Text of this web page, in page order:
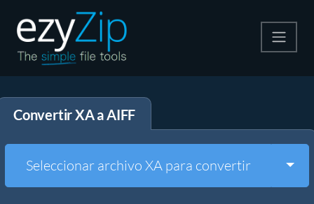
Descomprime
Otras herramientas
Convertir XA a AIFF
Seleccionar archivo XA para convertir